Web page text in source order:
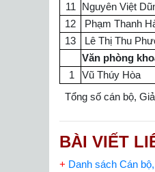
11
Nguyên Việt
12
Phạm Thanh
13
Lê Thị Thu
Văn phòng
1
Vũ Thúy Hòa
Tổng số cán bộ,
BÀI VIẾT
+ Danh sách Cán